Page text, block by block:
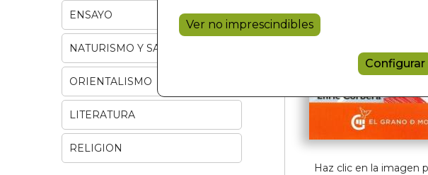
Ver no imprescindibles
Configurar
Haz clic en la imagen
ENSAYO
NATURISMO Y SALUD
ORIENTALISMO
LITERATURA
RELIGION